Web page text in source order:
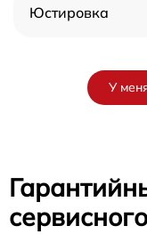
Юстировка
У